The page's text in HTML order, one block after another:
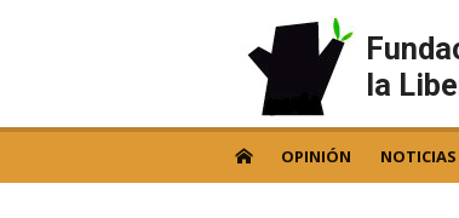
la
OPINIÓN NOTICIAS